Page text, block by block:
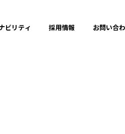
ビリティ 採用情報 お問い合